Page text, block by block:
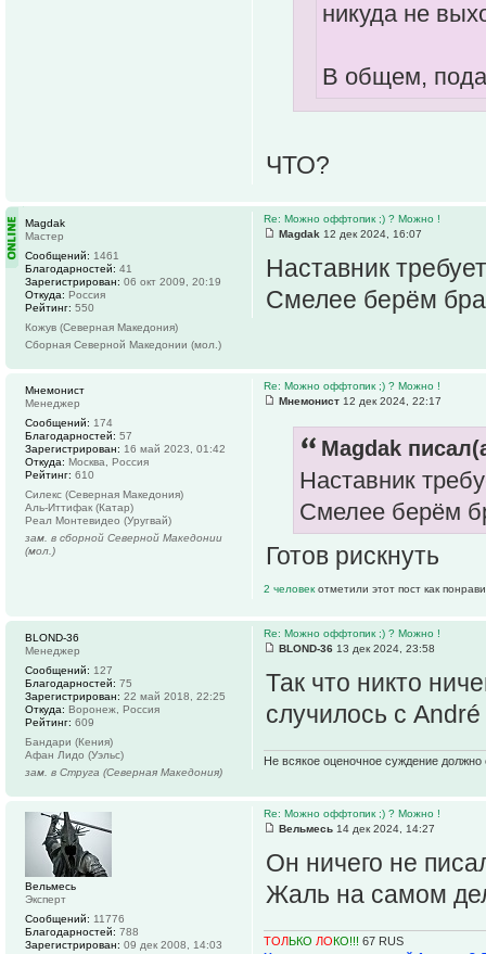
никуда не
В общем,
ЧТО?
Re: Можно оффтопик ;) ? Можно !
Magdak 12 дек 2024, 16:07
Наставник
Смелее берём
Magdak
Мастер
Сообщений: 1461
Благодарностей: 41
Зарегистрирован: 06 окт 2009, 20:19
Откуда: Россия
Рейтинг: 550
Кожув (Северная Македония)
Сборная Северной Македонии (мол.)
Re: Можно оффтопик ;) ? Можно !
Мнемонист 12 дек 2024, 22:17
Magdak
Наставник
Смелее берём
Готов рискнуть
2 человек отметили этот пост как
Мнемонист
Менеджер
Сообщений: 174
Благодарностей: 57
Зарегистрирован: 16 май 2023, 01:42
Откуда: Москва, Россия
Рейтинг: 610
Силекс (Северная Македония)
Аль-Иттифак (Катар)
Реал Монтевидео (Уругвай)
зам. в сборной Северной Македонии
(мол.)
Re: Можно оффтопик ;) ? Можно !
BLOND-36 13 дек 2024, 23:58
Так что никто
случилось с
Не всякое оценочное суждение
BLOND-36
Менеджер
Сообщений: 127
Благодарностей: 75
Зарегистрирован: 22 май 2018, 22:25
Откуда: Воронеж, Россия
Рейтинг: 609
Бандари (Кения)
Афан Лидо (Уэльс)
зам. в Струга (Северная Македония)
Re: Можно оффтопик ;) ? Можно !
Вельмесь 14 дек 2024, 14:27
Он ничего не
Жаль на самом
ТОЛЬКО ЛОКО!!! 67 RUS
Вельмесь
Эксперт
Сообщений: 11776
Благодарностей: 788
Зарегистрирован: 09 дек 2008, 14:03